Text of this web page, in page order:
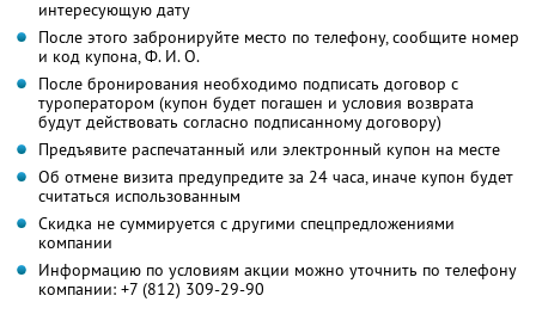
интересующую дату
После этого забронируйте место по телефону, сообщите номер
и код купона,Ф. И. О.
После бронирования необходимо подписать договор с
туроператором (купон будет погашен и условия возврата
будут действовать согласно подписанному договору)
Предъявите распечатанный или электронный купон на месте
Об отмене визита предупредите за 24 часа, иначе купон будет
считаться использованным
Скидка не суммируется с другими спецпредложениями
компании
Информацию по условиям акции можно уточнить по телефону
компании: +7 (812) 309-29-90